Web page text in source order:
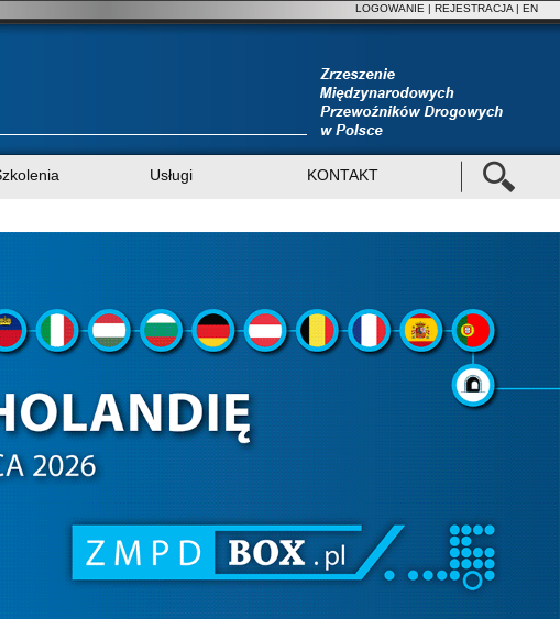
LOGOWANIE | REJESTRACJA | EN
Usługi KONTAKT